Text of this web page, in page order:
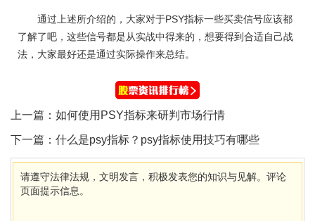
通过上述所介绍的，大家对于PSY指标一些买卖信号应该都
了解了吧，这些信号都是从实战中得来的，想要得到合适自己战
法，大家最好还是通过实际操作来总结。
上一篇： 如何使用PSY指标来研判市场行情
下一篇： 什么是psy指标？psy指标使用技巧有哪些
请遵守法律法规，文明发言，积极发表您的知识与见解。评论
页面提示信息。